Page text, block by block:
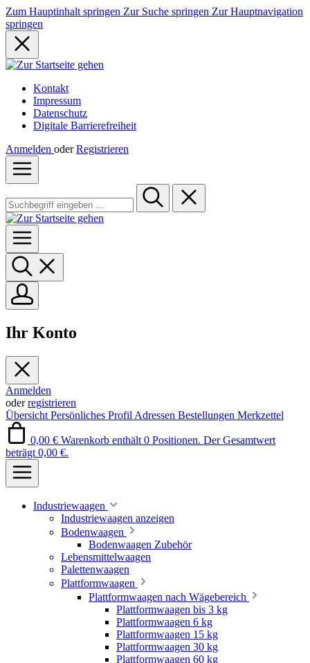
Zum Hauptinhalt springen Zur Suche springen Zur Hauptnavigation
springen
Kontakt
Impressum
Datenschutz
Digitale Barrierefreiheit
Anmelden oder Registrieren
Ihr Konto
Anmelden
oderregistrieren
Übersicht Persönliches Profil Adressen Bestellungen Merkzettel
0,00 € Warenkorb enthält 0 Positionen. Der Gesamtwert
beträgt 0,00 €.
Industriewaagen
Industriewaagen anzeigen
Bodenwaagen
Bodenwaagen Zubehör
Lebensmittelwaagen
Palettenwaagen
Plattformwaagen
Plattformwaagen nach Wägebereich
Plattformwaagen bis 3 kg
Plattformwaagen 6 kg
Plattformwaagen 15 kg
Plattformwaagen 30 kg
Plattformwaagen 60 kg